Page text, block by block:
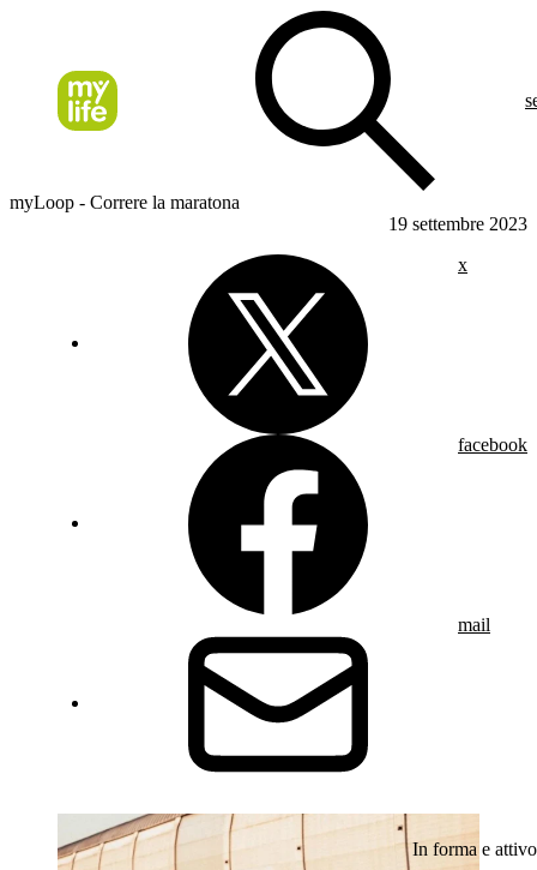
myLoop - Correre la maratona
19 settembre 2023
x
facebook
mail
In forma e attivo